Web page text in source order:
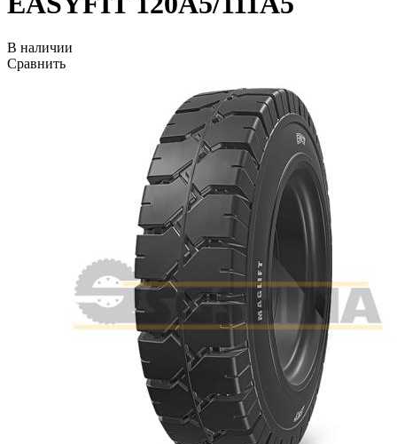
В наличии
Сравнить